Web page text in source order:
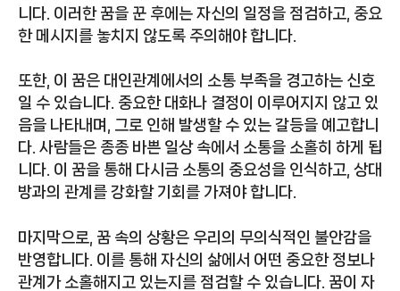
니다. 이러한 꿈을 꾼 후에는 자신의 일정을 점검하고, 중요
한 메시지를 놓치지 않도록 주의해야 합니다.
또한, 이 꿈은 대인관계에서의 소통 부족을 경고하는 신호
일 수 있습니다. 중요한 대화나 결정이 이루어지지 않고 있
음을 나타내며, 그로 인해 발생할 수 있는 갈등을 예고합니
다. 사람들은 종종 바쁜 일상 속에서 소통을 소홀히 하게 됩
니다. 이 꿈을 통해 다시금 소통의 중요성을 인식하고, 상대
방과의 관계를 강화할 기회를 가져야 합니다.
마지막으로, 꿈 속의 상황은 우리의 무의식적인 불안감을
반영합니다. 이를 통해 자신의 삶에서 어떤 중요한 정보나
관계가 소홀해지고 있는지를 점검할 수 있습니다. 꿈이 자